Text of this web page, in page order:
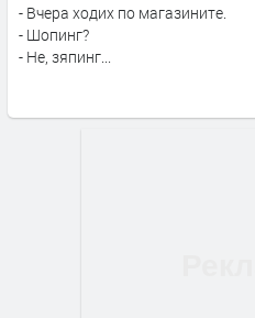
- Вчера ходих по магазините.
- Шопинг?
- Не, зяпинг...